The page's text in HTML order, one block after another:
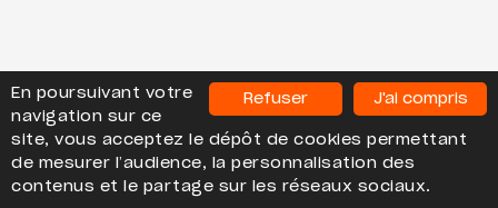
J'ai compris
Refuser
En poursuivant votre
navigation sur ce
site, vous acceptez le dépôt de cookies permettant
de mesurer l’audience, la personnalisation des
contenus et le partage sur les réseaux sociaux.
AFDAS Les Observatoires - Tous droits réservés
2020-2026